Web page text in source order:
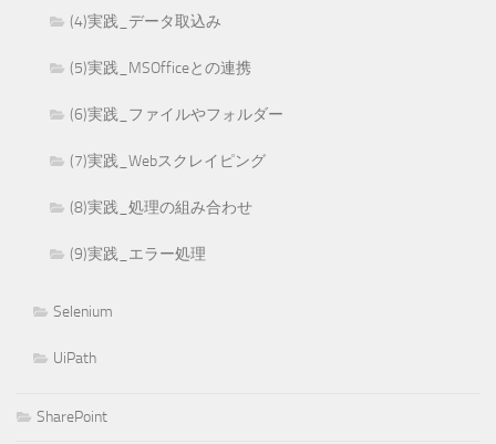
(4)実践_データ取込み
(5)実践_MSOfficeとの連携
(6)実践_ファイルやフォルダー
(7)実践_Webスクレイピング
(8)実践_処理の組み合わせ
(9)実践_エラー処理
Selenium
UiPath
SharePoint